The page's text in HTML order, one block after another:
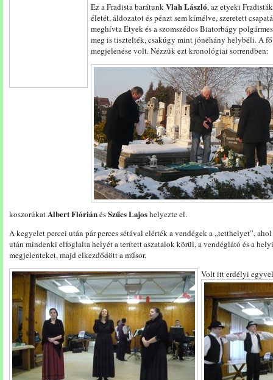
Ez a Fradista barátunkVlah László, az etyeki
életét, áldozatot és pénzt sem kímélve, szeretett
meghívta Etyek és a szomszédos Biatorbágy
meg is tisztelték, csakúgy mint jónéhány helybéli. A
megjelenése volt. Nézzük ezt kronológiai sorrendben:
koszorúkatAlbert FlóriánésSzűcs Lajoshelyezte el.
A kegyelet percei után pár perces sétával elérték a vendégek a „tetthelyet”,
után mindenki elfoglalta helyét a terített aszatalok körül, a vendéglátó és a
megjelenteket, majd elkezdődött a műsor.
Volt itt erdélyi